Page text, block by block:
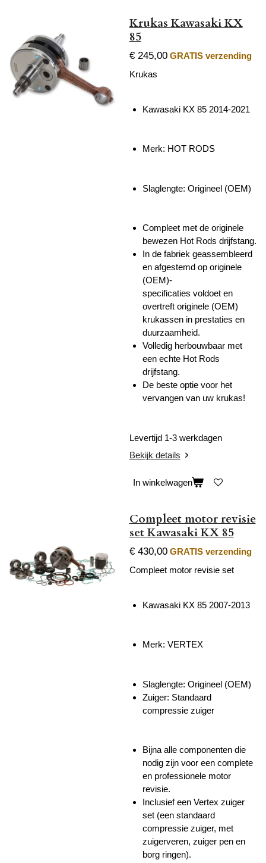
Krukas Kawasaki KX
85
€ 245,00 GRATIS verzending
Krukas
Kawasaki KX 85 2014-2021
Merk: HOT RODS
Slaglengte: Origineel (OEM)
Compleet met de originele
bewezen Hot Rods drijfstang.
In de fabriek geassembleerd
en afgestemd op originele
(OEM)-
specificaties voldoet en
overtreft originele (OEM)
krukassen in prestaties en
duurzaamheid.
Volledig herbouwbaar met
een echte Hot Rods
drijfstang.
De beste optie voor het
vervangen van uw krukas!
Levertijd 1-3 werkdagen
Bekijk details
In winkelwagen
Compleet motor revisie
set Kawasaki KX 85
€ 430,00 GRATIS verzending
Compleet motor revisie set
Kawasaki KX 85 2007-2013
Merk: VERTEX
Slaglengte: Origineel (OEM)
Zuiger: Standaard
compressie zuiger
Bijna alle componenten die
nodig zijn voor een complete
en professionele motor
revisie.
Inclusief een Vertex zuiger
set (een standaard
compressie zuiger, met
zuigerveren, zuiger pen en
borg ringen).